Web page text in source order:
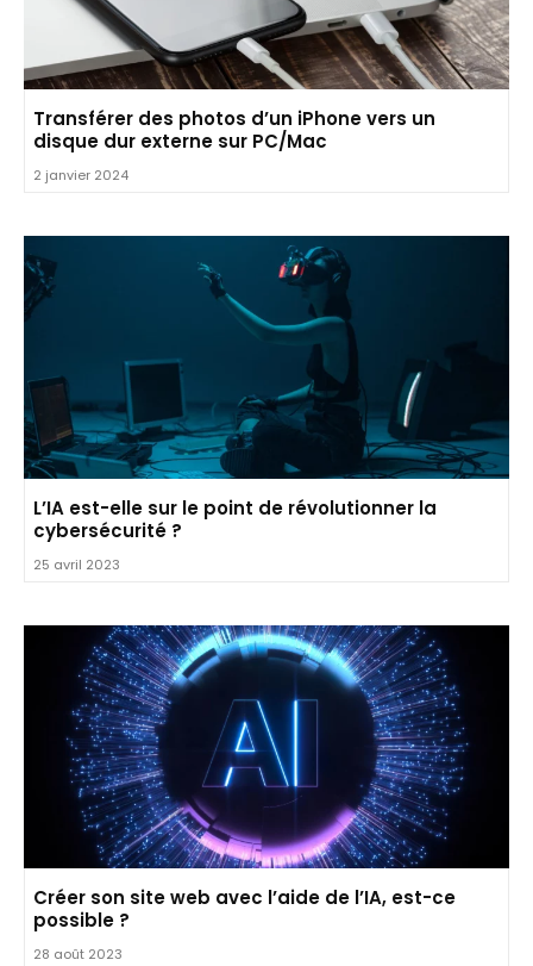
Transférer des photos d’un iPhone vers un
disque dur externe sur PC/Mac
2 janvier 2024
L’IA est-elle sur le point de révolutionner la
cybersécurité ?
25 avril 2023
Créer son site web avec l’aide de l’IA, est-ce
possible ?
28 août 2023